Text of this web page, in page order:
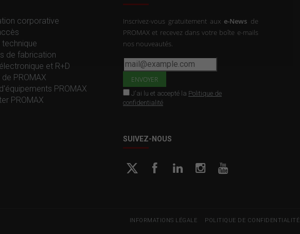
corporative
de fabrication
et R+D
PROMAX
PROMAX
PROMAX
Inscrivez-vous gratuitement aux e-News de
PROMAX et recevez dans votre boîte e-mails
nos nouveautés.
J'ai lu et accepté la Politique de
confidentialité
SUIVEZ-NOUS
INFORMATIONS LÉGALE POLITIQUE DE CONFIDENTIALITÉ